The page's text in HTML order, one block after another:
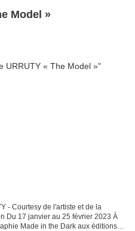
Model »
- Courtesy de l'artiste et de la
Du 17 janvier au 25 février 2023 À
Made in the Dark aux éditions